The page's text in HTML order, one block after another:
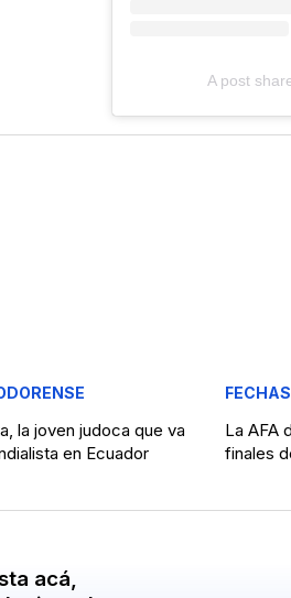
A post
la joven judoca que va
en Ecuador
La AFA
finales
acá,